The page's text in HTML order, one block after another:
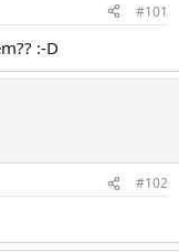
#101
:-D
#102